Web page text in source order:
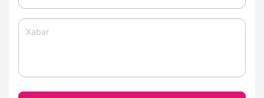
Xabar